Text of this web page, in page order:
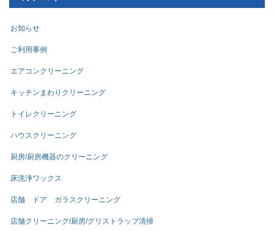
お知らせ
ご利用事例
エアコンクリーニング
キッチンまわりクリーニング
トイレクリーニング
ハウスクリーニング
厨房/厨房機器のクリーニング
床洗浄ワックス
店舗 ドア ガラスクリーニング
店舗クリーニング/厨房/グリストラップ清掃